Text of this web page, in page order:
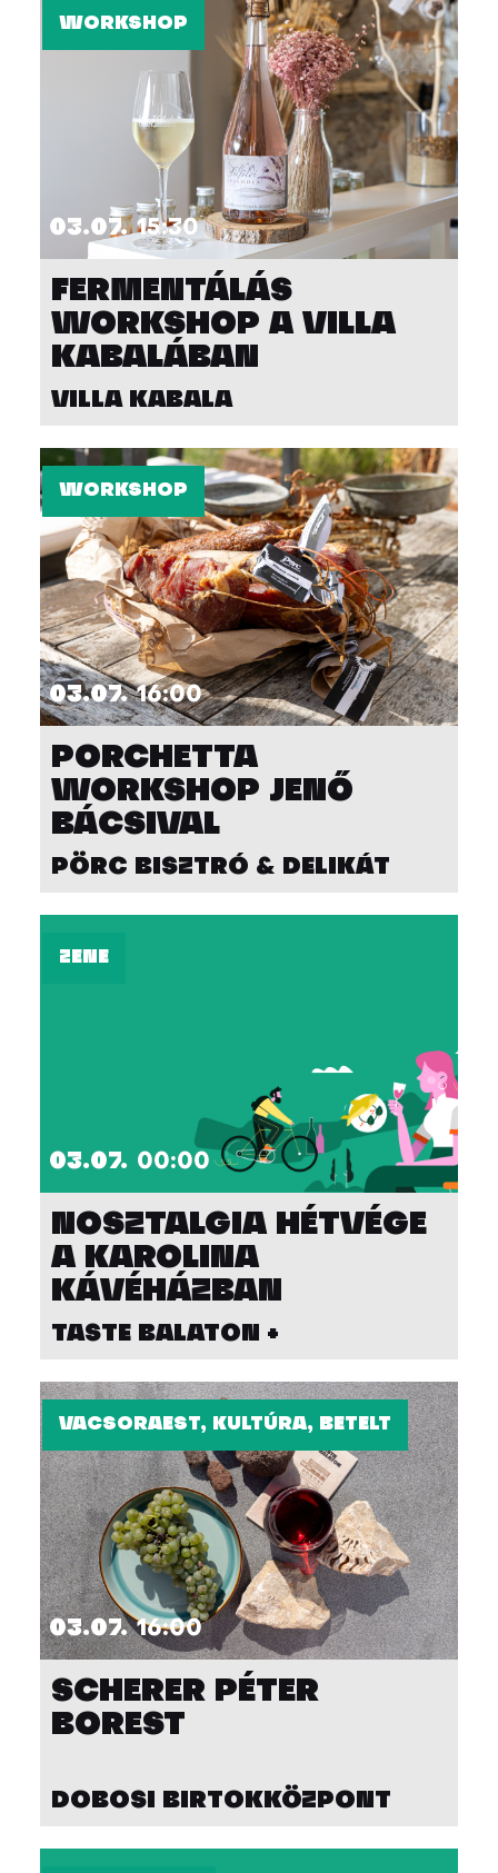
WORKSHOP
03.07. 15:30
FERMENTÁLÁS
WORKSHOP A VILLA
KABALÁBAN
VILLA KABALA
WORKSHOP
03.07. 16:00
PORCHETTA
WORKSHOP JENŐ
BÁCSIVAL
PÖRC BISZTRÓ & DELIKÁT
ZENE
03.07. 00:00
NOSZTALGIA HÉTVÉGE
A KAROLINA
KÁVÉHÁZBAN
TASTE BALATON +
VACSORAEST, KULTÚRA, BETELT
03.07. 16:00
SCHERER PÉTER
BOREST
DOBOSI BIRTOKKÖZPONT